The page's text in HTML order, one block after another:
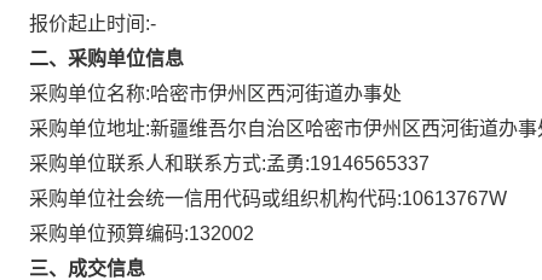
报价起止时间:-
二、采购单位信息
采购单位名称:哈密市伊州区西河街道办事处
采购单位地址:新疆维吾尔自治区哈密市伊州区西河街道办事
采购单位联系人和联系方式:孟勇:19146565337
采购单位社会统一信用代码或组织机构代码:10613767W
采购单位预算编码:132002
三、成交信息